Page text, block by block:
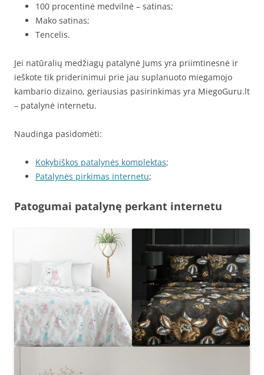
100 procentinė medvilnė – satinas;
Mako satinas;
Tencelis.
Jei natūralių medžiagų patalynė Jums yra priimtinesnė ir
ieškote tik priderinimui prie jau suplanuoto miegamojo
kambario dizaino, geriausias pasirinkimas yra MiegoGuru.lt
– patalynė internetu.
Naudinga pasidomėti:
Kokybiškos patalynės komplektas;
Patalynės pirkimas internetu;
Patogumai patalynę perkant internetu